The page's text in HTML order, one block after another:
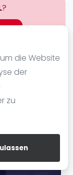
die Website
der
zu
?